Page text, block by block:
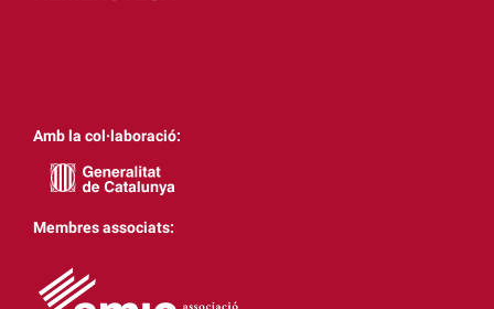
Amb la col·laboració:
Membres associats: